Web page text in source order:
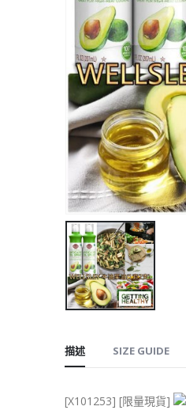
描述 SIZE GUIDE
[X101253] [限量現貨]